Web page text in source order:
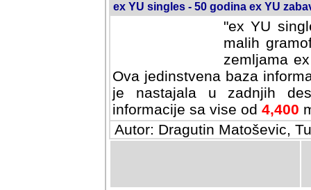
ex YU singles - 50 godina ex YU
"ex YU
malih
zemljama
Ova jedinstvena baza
je nastajala u zadnjih
informacije sa vise od 4,400
Autor: Dragutin Matoševic,